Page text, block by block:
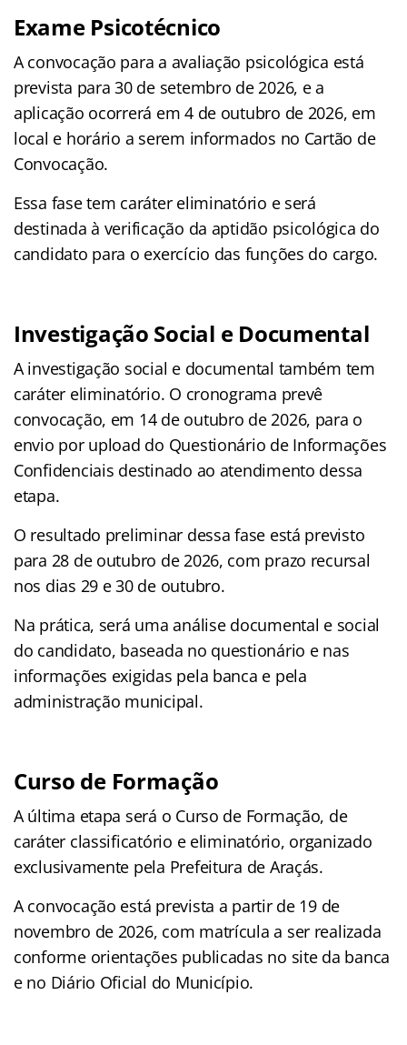
Exame Psicotécnico
A convocação para a avaliação psicológica está
prevista para 30 de setembro de 2026, e a
aplicação ocorrerá em 4 de outubro de 2026, em
local e horário a serem informados no Cartão de
Convocação.
Essa fase tem caráter eliminatório e será
destinada à verificação da aptidão psicológica do
candidato para o exercício das funções do cargo.
Investigação Social e Documental
A investigação social e documental também tem
caráter eliminatório. O cronograma prevê
convocação, em 14 de outubro de 2026, para o
envio por upload do Questionário de Informações
Confidenciais destinado ao atendimento dessa
etapa.
O resultado preliminar dessa fase está previsto
para 28 de outubro de 2026, com prazo recursal
nos dias 29 e 30 de outubro.
Na prática, será uma análise documental e social
do candidato, baseada no questionário e nas
informações exigidas pela banca e pela
administração municipal.
Curso de Formação
A última etapa será o Curso de Formação, de
caráter classificatório e eliminatório, organizado
exclusivamente pela Prefeitura de Araçás.
A convocação está prevista a partir de 19 de
novembro de 2026, com matrícula a ser realizada
conforme orientações publicadas no site da banca
e no Diário Oficial do Município.